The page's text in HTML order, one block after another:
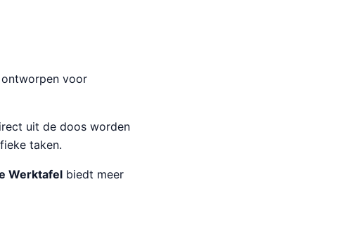
voor
uit de doos worden
taken.
Werktafel biedt meer